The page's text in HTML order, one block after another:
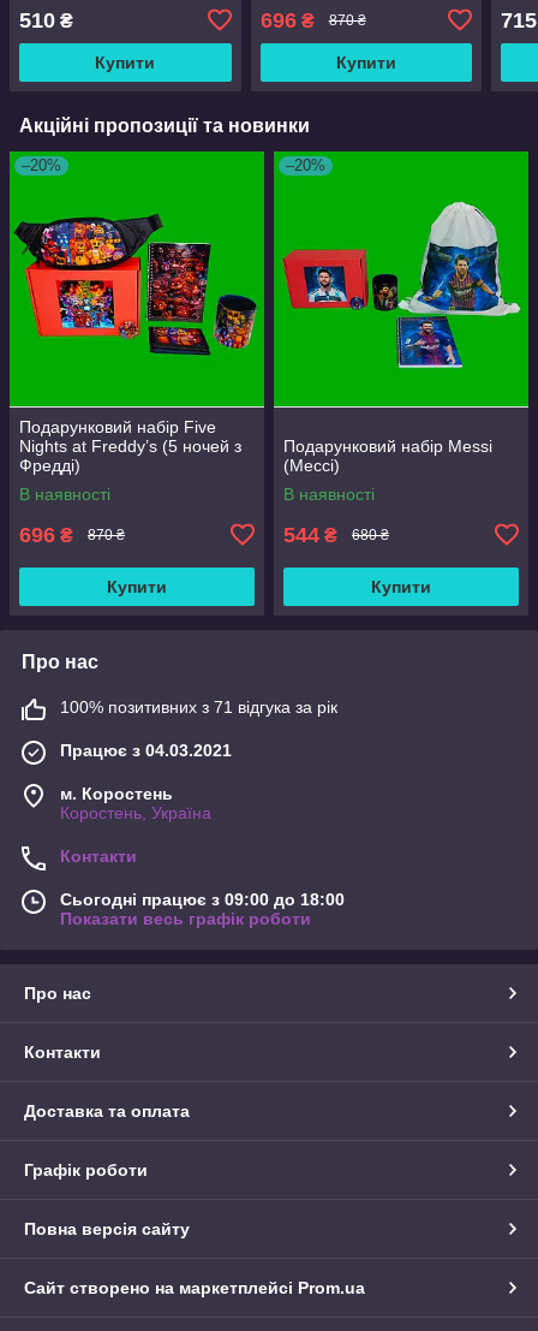
510 ₴
Купити
696₴ 870 ₴
Купити
715
Акційні пропозиції та новинки
–20%
Подарунковий набір Five
Nights at Freddy’s (5 ночей з
Фредді)
В наявності
696 ₴ 870 ₴
Купити
–20%
Подарунковий набір Messi
(Мессі)
В наявності
544 ₴ 680 ₴
Купити
Про нас
100% позитивних з 71 відгука за рік
Працює з 04.03.2021
м. Коростень
Коростень, Україна
Контакти
Сьогодні працює з 09:00 до 18:00
Показати весь графік роботи
Про нас
Контакти
Доставка та оплата
Графік роботи
Повна версія сайту
Сайт створено на маркетплейсі Prom.ua